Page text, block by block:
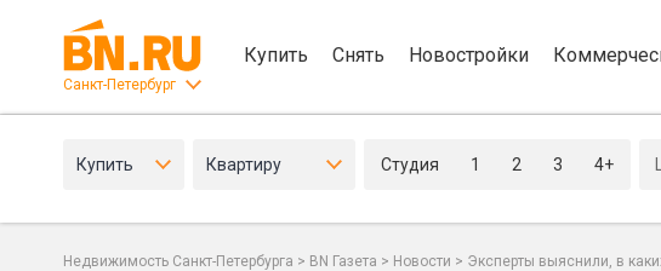
Санкт-Петербург
Купить Снять Новостройки
Купить Квартиру Студия 1 2 3 4+
Недвижимость Санкт-Петербурга > BN Газета > Новости > Эксперты выяснили, в